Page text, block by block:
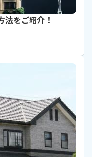
法をご紹介！